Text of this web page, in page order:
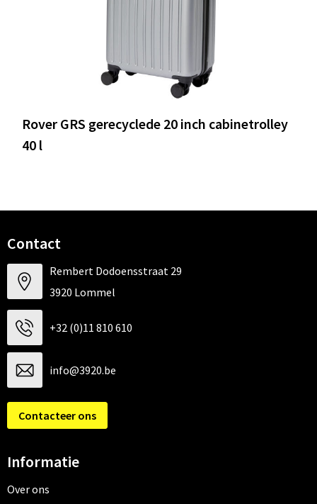
Rover GRS gerecyclede 20 inch cabinetrolley
40 l
Contact
Rembert Dodoensstraat 29
3920 Lommel
+32 (0)11 810 610
info@3920.be
Contacteer ons
Informatie
Over ons